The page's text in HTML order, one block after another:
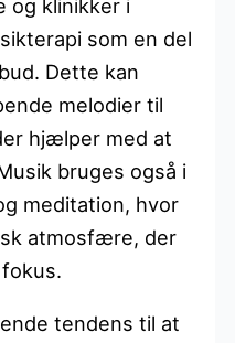
og klinikker i
som en del
Dette kan
melodier til
hjælper med at
bruges også i
meditation, hvor
atmosfære, der
tendens til at